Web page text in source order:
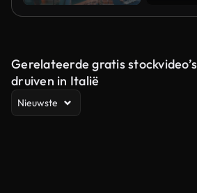
Gerelateerde gratis
druiven in Italië
Nieuwste